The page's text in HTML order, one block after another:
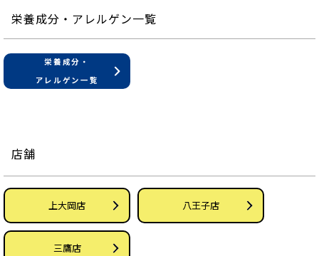
栄養成分・アレルゲン一覧
栄養成分・
アレルゲン一覧
店舗
上大岡店 八王子店
三鷹店